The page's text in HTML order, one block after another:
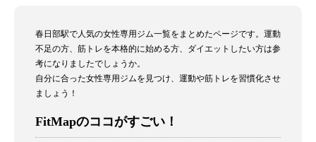
春日部駅で人気の女性専用ジム一覧をまとめたページです。運動
不足の方、筋トレを本格的に始める方、ダイエットしたい方は参
考になりましたでしょうか。
自分に合った女性専用ジムを見つけ、運動や筋トレを習慣化させ
ましょう！
FitMapのココがすごい！